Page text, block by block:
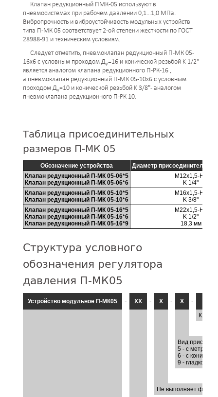
Клапан редукционный ПМК-05 используют в
пневмосистемах при рабочем давлении 0,1...1,0 МПа.
Вибропрочность и виброустойчивость модульных устройств
типа П-МК 05 соответствует 2-ой степени жесткости по ГОСТ
28988-91 и техническим условиям.
Следует отметить, пневмоклапан редукционный П-МК 05-
16х6 с условным проходом Ду=16 и конической резьбой K 1/2"
является аналогом клапана редукционного П-РК-16 ,
а пневмоклапан редукционный П-МК 05-10х6 с условным
проходом Ду=10 и конической резьбой K 3/8" - аналогом
пневмоклапана редукционного П-РК 10.
Таблица присоединительных
размеров П-МК 05
Обозначение устройства
Диаметр
Клапан редукционный П-МК 05-06*5
Клапан редукционный П-МК 05-06*6
M12x1,5-H7
K 1/4"
Клапан редукционный П-МК 05-10*5
Клапан редукционный П-МК 05-10*6
M16x1,5-H7
K 3/8"
Клапан редукционный П-МК 05-16*5
Клапан редукционный П-МК 05-16*6
Клапан редукционный П-МК 05-16*9
M22x1,5-H7
K 1/2"
18,3 мм
Структура условного
обозначения регулятора
давления П-МК05
Устройство модульное П-МК05 - ХХ - Х - Х -
Вид
5 - с
6 - с
9 - гладкое
Не выполняет